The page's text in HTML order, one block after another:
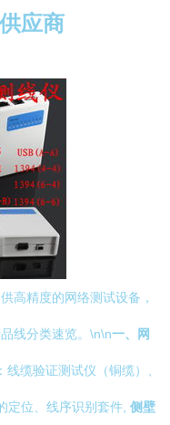
应商
高精度的网络测试设备，
线分类速览。\n\n一、网
：线缆验证测试仪（铜缆）、
定位、线序识别套件, 侧壁